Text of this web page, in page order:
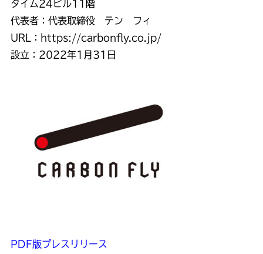
タイム24ビル11階
代表者：代表取締役 テン フィ
URL：https://carbonfly.co.jp/
設立：2022年1月31日
PDF版プレスリリース